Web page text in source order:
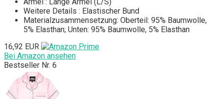
Weitere Details : Elastischer Bund
Materialzusammensetzung: Oberteil: 95% Baumwolle,
5% Elasthan; Unten: 95% Baumwolle, 5% Elasthan
16,92 EUR
Bei Amazon ansehen
Bestseller Nr. 6